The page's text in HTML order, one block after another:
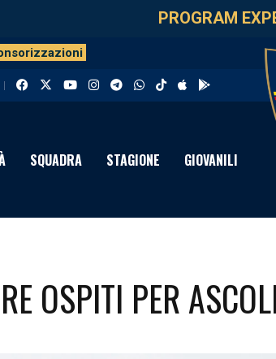
PROGRAM
SQUADRA STAGIONE GIOVANILI
OSPITI PER